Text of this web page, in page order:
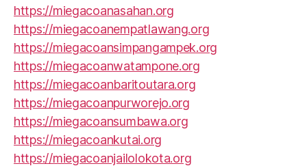
https://miegacoanasahan.org
https://miegacoanempatlawang.org
https://miegacoansimpangampek.org
https://miegacoanwatampone.org
https://miegacoanbaritoutara.org
https://miegacoanpurworejo.org
https://miegacoansumbawa.org
https://miegacoankutai.org
https://miegacoanjailolokota.org